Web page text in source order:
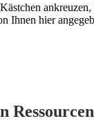
Ihnen hier
Ressourcen